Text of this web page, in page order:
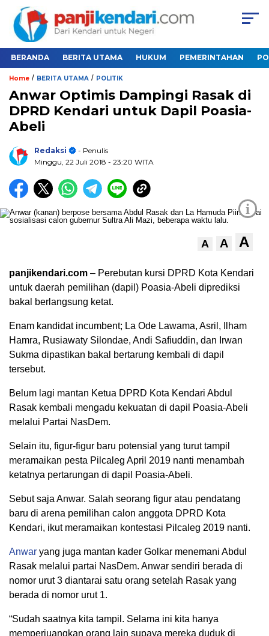
BERANDA BERITA UTAMA HUKUM PEMERINTAHAN
Home / BERITA UTAMA / POLITIK
Anwar Optimis Dampingi Rasak di
DPRD Kendari untuk Dapil Poasia-
Abeli
Redaksi
- Penulis
Minggu, 22 Juli 2018 - 23:20 WITA
i
A A A
panjikendari.com – Perebutan kursi DPRD Kota Kendari
untuk daerah pemilihan (dapil) Poasia-Abeli diprediksi
bakal berlangsung ketat.
Enam kandidat incumbent; La Ode Lawama, Asril, Ilham
Hamra, Rusiawaty Silondae, Andi Safiuddin, dan Irwan
Sukma dipastikan bakal bertarung kembali di dapil
tersebut.
Belum lagi mantan Ketua DPRD Kota Kendari Abdul
Rasak kembali mengadu kekuatan di dapil Poasia-Abeli
melalui Partai NasDem.
Selain itu, figur-figur baru potensial yang turut tampil
meramaikan pesta Pilcaleg April 2019 nanti menambah
ketatnya pertarungan di dapil Poasia-Abeli.
Sebut saja Anwar. Salah seorang figur atau pendatang
baru di arena pemilihan calon anggota DPRD Kota
Kendari, ikut meramaikan kontestasi Pilcaleg 2019 nanti.
Anwar yang juga mantan kader Golkar menemani Abdul
Rasak melalui partai NasDem. Anwar sendiri berada di
nomor urut 3 diantarai satu orang setelah Rasak yang
berada di nomor urut 1.
“Sudah saatnya kita tampil. Selama ini kita hanya
memperjuangkan orang lain supaya mereka duduk di